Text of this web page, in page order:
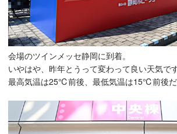
会場のツインメッセ静岡に到着。
いやはや、昨年とうって変わって良い天気です
最高気温は25℃前後、最低気温は15℃前後だ